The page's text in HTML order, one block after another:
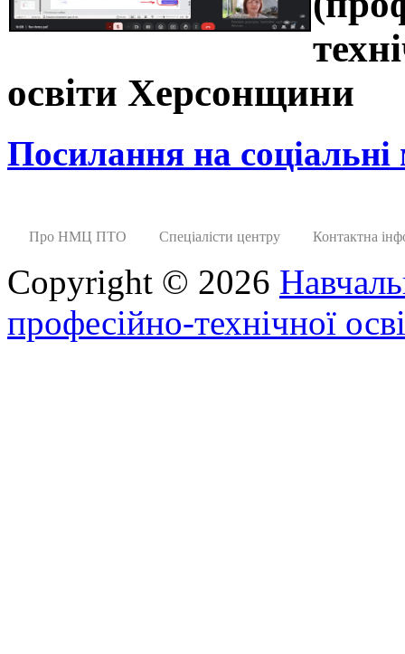
освіти Херсонщини
Посилання на соціальні
Про НМЦ ПТО Спеціалісти центру Контактна
Copyright © 2026
професійно-технічної